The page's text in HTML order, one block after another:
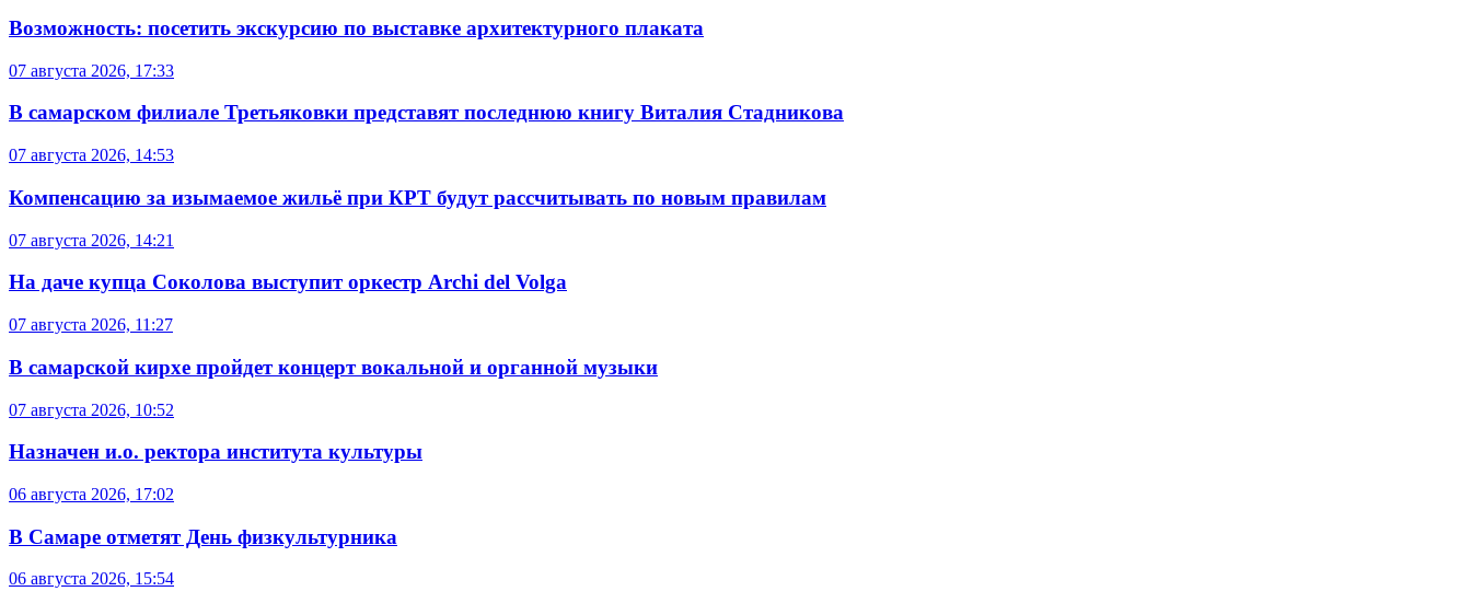
Возможность: посетить экскурсию по выставке архитектурного плаката
07 августа 2026, 17:33
В самарском филиале Третьяковки представят последнюю книгу Виталия Стадникова
07 августа 2026, 14:53
Компенсацию за изымаемое жильё при КРТ будут рассчитывать по новым правилам
07 августа 2026, 14:21
На даче купца Соколова выступит оркестр Archi del Volga
07 августа 2026, 11:27
В самарской кирхе пройдет концерт вокальной и органной музыки
07 августа 2026, 10:52
Назначен и.о. ректора института культуры
06 августа 2026, 17:02
В Самаре отметят День физкультурника
06 августа 2026, 15:54